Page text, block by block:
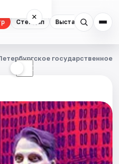
Стендап Выставки
×
☾
государственное